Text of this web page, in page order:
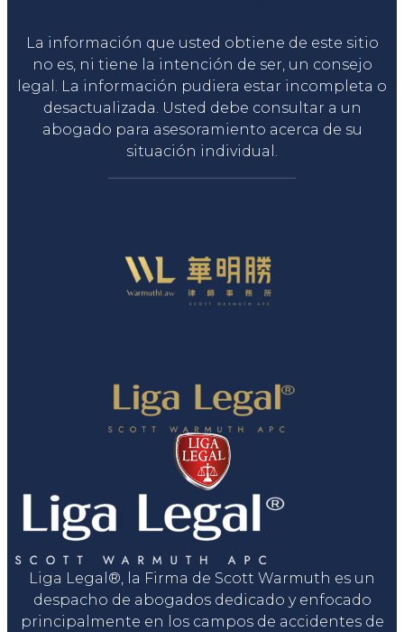
La información que usted obtiene de este sitio
no es, ni tiene la intención de ser, un consejo
legal. La información pudiera estar incompleta o
desactualizada. Usted debe consultar a un
abogado para asesoramiento acerca de su
situación individual.
Liga Legal®, la Firma de Scott Warmuth es un
despacho de abogados dedicado y enfocado
principalmente en los campos de accidentes de